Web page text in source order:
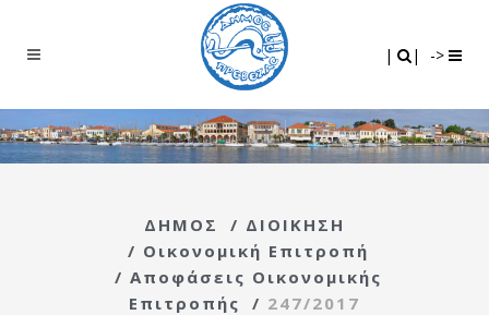
| | ->
ΔΗΜΟΣ / ΔΙΟΙΚΗΣΗ
/ Οικονομική Επιτροπή
/ Αποφάσεις Οικονομικής
Επιτροπής
/ 247/2017